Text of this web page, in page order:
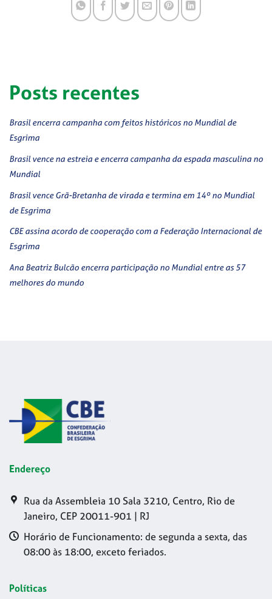
Posts recentes
Brasil encerra campanha com feitos históricos no Mundial de
Esgrima
Brasil vence na estreia e encerra campanha da espada masculina no
Mundial
Brasil vence Grã-Bretanha de virada e termina em 14º no Mundial
de Esgrima
CBE assina acordo de cooperação com a Federação Internacional de
Esgrima
Ana Beatriz Bulcão encerra participação no Mundial entre as 57
melhores do mundo
Endereço
Rua da Assembleia 10 Sala 3210, Centro, Rio de
Janeiro, CEP 20011-901 | RJ
Horário de Funcionamento: de segunda a sexta, das
08:00 às 18:00, exceto feriados.
Políticas